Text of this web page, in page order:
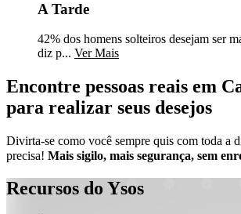
A Tarde
42% dos homens solteiros desejam ser
diz p... Ver Mais
Encontre pessoas reais em
para realizar seus desejos
Divirta-se como você sempre quis com toda a
precisa! Mais sigilo, mais segurança, sem
Recursos do Ysos